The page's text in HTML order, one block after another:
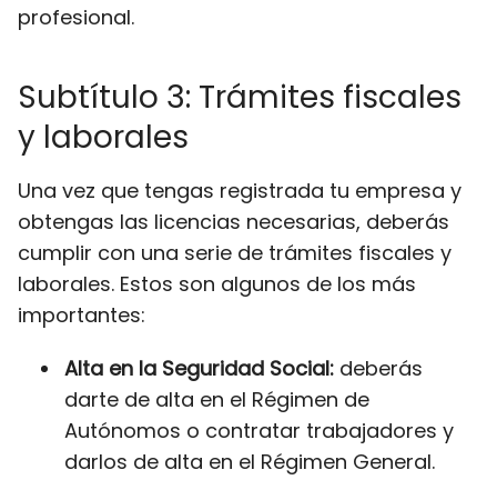
profesional.
Subtítulo 3: Trámites fiscales
y laborales
Una vez que tengas registrada tu empresa y
obtengas las licencias necesarias, deberás
cumplir con una serie de trámites fiscales y
laborales. Estos son algunos de los más
importantes:
Alta en la Seguridad Social: deberás
darte de alta en el Régimen de
Autónomos o contratar trabajadores y
darlos de alta en el Régimen General.